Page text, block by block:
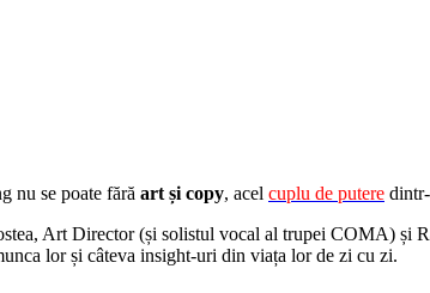
nu se poate fără art și copy, acel cuplu de putere
Art Director (și solistul vocal al trupei COMA) și
lor și câteva insight-uri din viața lor de zi cu zi.